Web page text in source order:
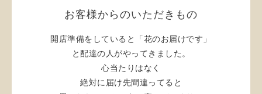
お客様からのいただきもの
開店準備をしていると「花のお届けです」
と配達の人がやってきました。
心当たりはなく
絶対に届け先間違ってると